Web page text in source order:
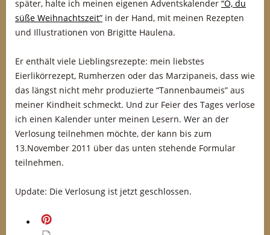
später, halte ich meinen eigenen Adventskalender “O, du
süße Weihnachtszeit” in der Hand, mit meinen Rezepten
und Illustrationen von Brigitte Haulena.
Er enthält viele Lieblingsrezepte: mein liebstes
Eierlikörrezept, Rumherzen oder das Marzipaneis, dass wie
das längst nicht mehr produzierte “Tannenbaumeis” aus
meiner Kindheit schmeckt. Und zur Feier des Tages verlose
ich einen Kalender unter meinen Lesern. Wer an der
Verlosung teilnehmen möchte, der kann bis zum
13.November 2011 über das unten stehende Formular
teilnehmen.
Update: Die Verlosung ist jetzt geschlossen.